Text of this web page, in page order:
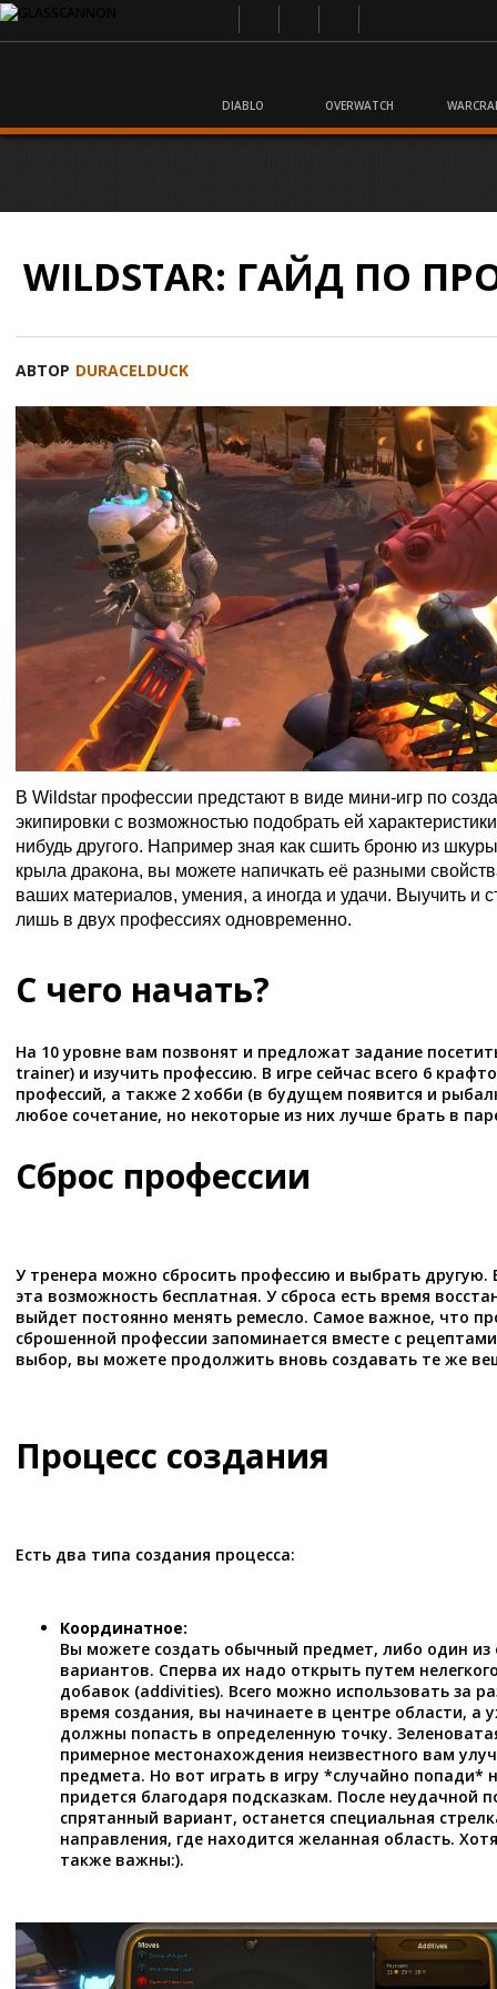
DIABLO OVERWATCH
WILDSTAR: ГАЙД ПО
АВТОР DURACELDUCK
В Wildstar профессии предстают в виде мини-игр по
экипировки с возможностью подобрать ей
нибудь другого. Например зная как сшить броню из
крыла дракона, вы можете напичкать её разными
ваших материалов, умения, а иногда и удачи. Выучить и
лишь в двух профессиях одновременно.
С чего начать?
На 10 уровне вам позвонят и предложат задание
trainer) и изучить профессию. В игре сейчас всего 6
профессий, а также 2 хобби (в будущем появится и
любое сочетание, но некоторые из них лучше брать в
Сброс профессии
У тренера можно сбросить профессию и выбрать другую.
эта возможность бесплатная. У сброса есть время
выйдет постоянно менять ремесло. Самое важное, что
сброшенной профессии запоминается вместе с
выбор, вы можете продолжить вновь создавать те же
Процесс создания
Есть два типа создания процесса:
Координатное:
Вы можете создать обычный предмет, либо один из
вариантов. Сперва их надо открыть путем
добавок (addivities). Всего можно использовать за
время создания, вы начинаете в центре области,
должны попасть в определенную точку.
примерное местонахождения неизвестного вам
предмета. Но вот играть в игру *случайно попади*
придется благодаря подсказкам. После неудачной
спрятанный вариант, останется специальная
направления, где находится желанная область.
также важны:).